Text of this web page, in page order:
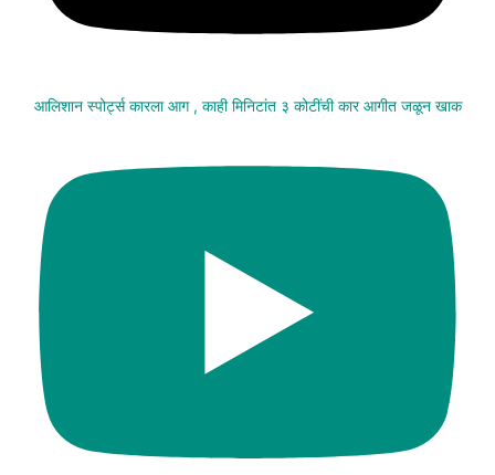
आलिशान स्पोर्ट्स कारला आग , काही मिनिटांत ३ कोटींची कार आगीत जळून खाक